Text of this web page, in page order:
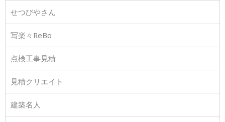
せつびやさん
写楽々ReBo
点検工事見積
見積クリエイト
建築名人